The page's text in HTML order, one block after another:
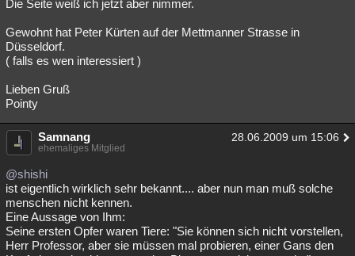
Die Seite weiß ich jetzt aber nimmer.
Gewohnt hat Peter Kürten auf der Mettmanner Strasse in
Düsseldorf.
( falls es wen interessiert )
Lieben Gruß
Pointy
Samnang 28.06.2009 um 15:06
ehemaliges Mitglied
@shishi
ist eigentlich wirklich sehr bekannt.... aber nun man muß solche
menschen nicht kennen.
Eine Aussage von Ihm:
Seine ersten Opfer waren Tiere: "Sie können sich nicht vorstellen,
Herr Professor, aber sie müssen mal probieren, einer Gans den